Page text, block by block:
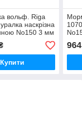
вольф. Riga
наскрізна
No150 3 мм
Купити